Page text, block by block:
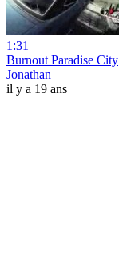
1:31
Burnout Paradise City
Jonathan
il y a 19 ans